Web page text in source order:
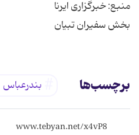
بخش سفیران تبیان
برچسب‌ها بندرعباس